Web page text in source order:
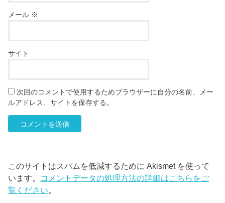
メール ※
サイト
次回のコメントで使用するためブラウザーに自分の名前、メー
ルアドレス、サイトを保存する。
このサイトはスパムを低減するために Akismet を使って
います。 コメントデータの処理方法の詳細はこちらをご
覧ください。